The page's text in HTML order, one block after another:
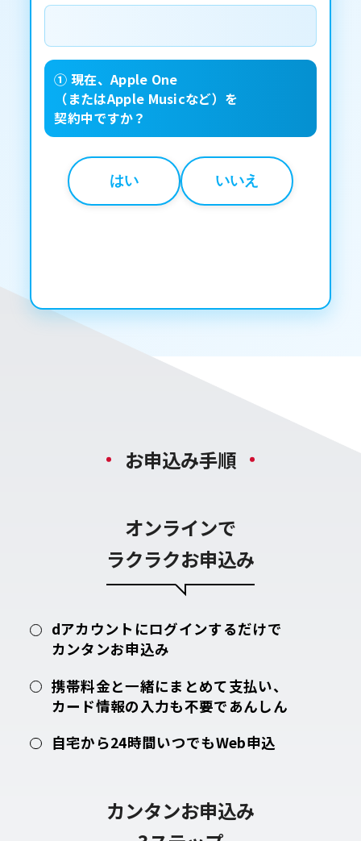
① 現在、Apple One
（またはApple Musicなど）を
契約中ですか？
はい いいえ
お申込み手順
オンラインで
ラクラクお申込み
dアカウントにログインするだけで
カンタンお申込み
携帯料金と一緒にまとめて支払い、
カード情報の入力も不要であんしん
自宅から24時間いつでもWeb申込
カンタンお申込み